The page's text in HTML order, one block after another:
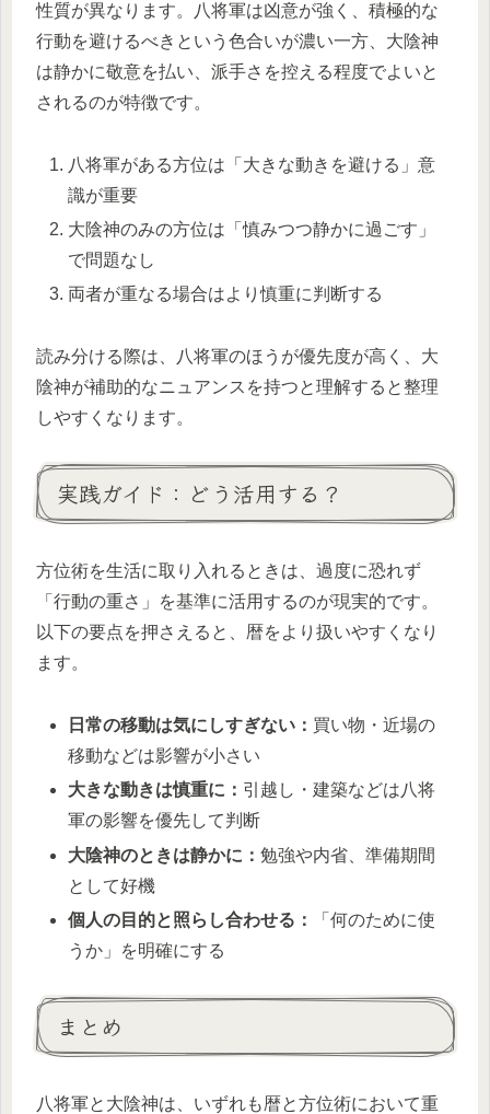
性質が異なります。八将軍は凶意が強く、積極的な
行動を避けるべきという色合いが濃い一方、大陰神
は静かに敬意を払い、派手さを控える程度でよいと
されるのが特徴です。
八将軍がある方位は「大きな動きを避ける」意
識が重要
大陰神のみの方位は「慎みつつ静かに過ごす」
で問題なし
両者が重なる場合はより慎重に判断する
読み分ける際は、八将軍のほうが優先度が高く、大
陰神が補助的なニュアンスを持つと理解すると整理
しやすくなります。
実践ガイド：どう活用する？
方位術を生活に取り入れるときは、過度に恐れず
「行動の重さ」を基準に活用するのが現実的です。
以下の要点を押さえると、暦をより扱いやすくなり
ます。
日常の移動は気にしすぎない： 買い物・近場の
移動などは影響が小さい
大きな動きは慎重に： 引越し・建築などは八将
軍の影響を優先して判断
大陰神のときは静かに：勉強や内省、準備期間
として好機
個人の目的と照らし合わせる：
「何のために使
うか」を明確にする
まとめ
八将軍と大陰神は、いずれも暦と方位術において重